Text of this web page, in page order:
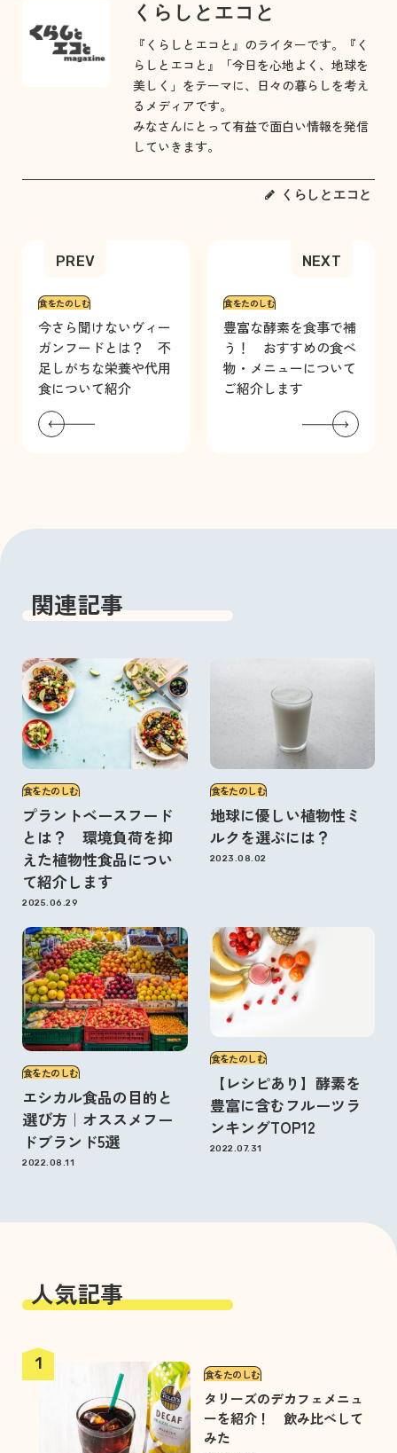
くらしとエコと
『くらしとエコと』のライターです。『く
らしとエコと』「今日を心地よく、地球を
美しく」をテーマに、日々の暮らしを考え
るメディアです。
みなさんにとって有益で面白い情報を発信
していきます。
くらしとエコと
食をたのしむ
今さら聞けないヴィー
ガンフードとは？ 不
足しがちな栄養や代用
食について紹介
食をたのしむ
豊富な酵素を食事で補
う！ おすすめの食べ
物・メニューについて
ご紹介します
関連記事
食をたのしむ
プラントベースフード
とは？ 環境負荷を抑
えた植物性食品につい
て紹介します
2025.06.29
食をたのしむ
地球に優しい植物性ミ
ルクを選ぶには？
2023.08.02
食をたのしむ
エシカル食品の目的と
選び方｜オススメフー
ドブランド5選
2022.08.11
食をたのしむ
【レシピあり】酵素を
豊富に含むフルーツラ
ンキングTOP12
2022.07.31
人気記事
食をたのしむ
タリーズのデカフェメニュ
ーを紹介！ 飲み比べして
みた